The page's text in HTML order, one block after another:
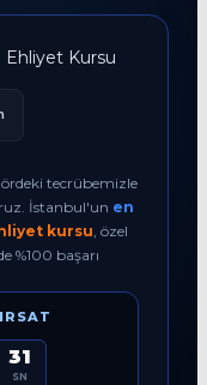
tecrübemizle
İstanbul'un en
kursu , özel
%100 başarı
30
SN